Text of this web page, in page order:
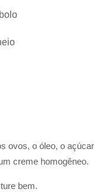
ovos, o óleo, o açúcar
creme homogêneo.
bem.